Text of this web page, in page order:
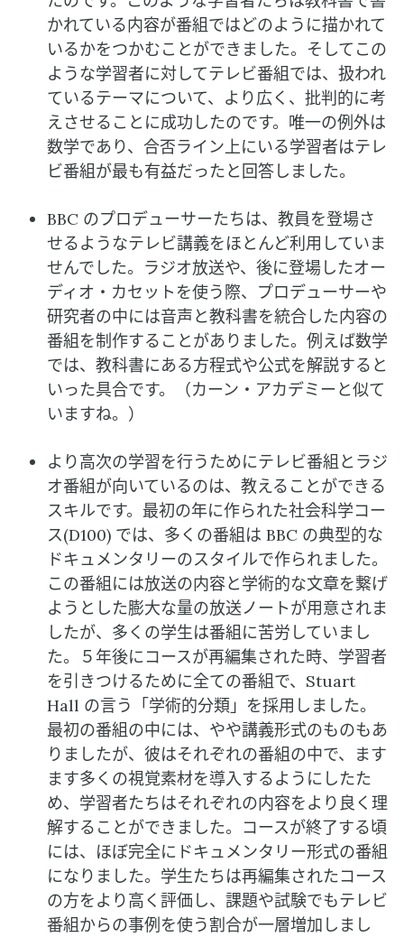
かれている内容が番組ではどのように描かれて
いるかをつかむことができました。そしてこの
ような学習者に対してテレビ番組では、扱われ
ているテーマについて、より広く、批判的に考
えさせることに成功したのです。唯一の例外は
数学であり、合否ライン上にいる学習者はテレ
ビ番組が最も有益だったと回答しました。
BBC のプロデューサーたちは、教員を登場さ
せるようなテレビ講義をほとんど利用していま
せんでした。ラジオ放送や、後に登場したオー
ディオ・カセットを使う際、プロデューサーや
研究者の中には音声と教科書を統合した内容の
番組を制作することがありました。例えば数学
では、教科書にある方程式や公式を解説すると
いった具合です。（カーン・アカデミーと似て
いますね。）
より高次の学習を行うためにテレビ番組とラジ
オ番組が向いているのは、教えることができる
スキルです。最初の年に作られた社会科学コー
ス(D100) では、多くの番組は BBC の典型的な
ドキュメンタリーのスタイルで作られました。
この番組には放送の内容と学術的な文章を繋げ
ようとした膨大な量の放送ノートが用意されま
したが、多くの学生は番組に苦労していまし
た。５年後にコースが再編集された時、学習者
を引きつけるために全ての番組で、Stuart
Hall の言う「学術的分類」を採用しました。
最初の番組の中には、やや講義形式のものもあ
りましたが、彼はそれぞれの番組の中で、ます
ます多くの視覚素材を導入するようにしたた
め、学習者たちはそれぞれの内容をより良く理
解することができました。コースが終了する頃
には、ほぼ完全にドキュメンタリー形式の番組
になりました。学生たちは再編集されたコース
の方をより高く評価し、課題や試験でもテレビ
番組からの事例を使う割合が一層増加しまし